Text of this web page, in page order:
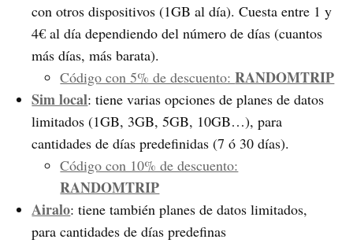
con otros dispositivos (1GB al día). Cuesta entre 1 y
4€ al día dependiendo del número de días (cuantos
más días, más barata).
Código con 5% de descuento:RANDOMTRIP
Sim local: tiene varias opciones de planes de datos
limitados (1GB, 3GB, 5GB, 10GB…), para
cantidades de días predefinidas (7 ó 30 días).
Código con 10% de descuento:
RANDOMTRIP
Airalo: tiene también planes de datos limitados,
para cantidades de días predefinas